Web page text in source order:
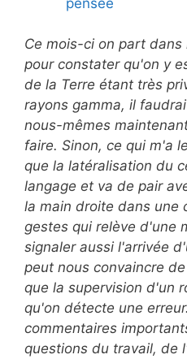
Ce mois-ci on part
pour constater qu'on y
de la Terre étant très
rayons gamma, il
nous-mêmes
faire. Sinon, ce qui m'a
que la latéralisation du
langage et va de pair
la main droite dans une
gestes qui relève d'une
signaler aussi l'arrivée
peut nous convaincre
que la supervision d'un
qu'on détecte une
commentaires
questions du travail, de